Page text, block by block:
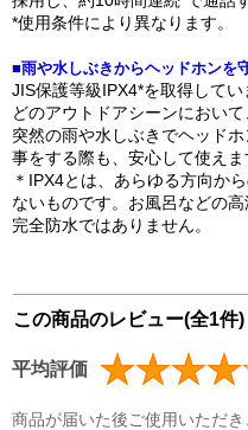
*使⽤条件により異なります。
■雨や水しぶきからヘッドホンを
JIS保護等級IPX4*を取得して
どのアウトドアシーンにおいて
突然の⾬や⽔しぶきでヘッド
事をする際も、安⼼して使えま
＊IPX4とは、あらゆる⽅向か
ないものです。お⾵呂などの
完全防⽔ではありません。
この商品のレビュー(全1件)
平均評価
商品が届いた後ご使用いただき